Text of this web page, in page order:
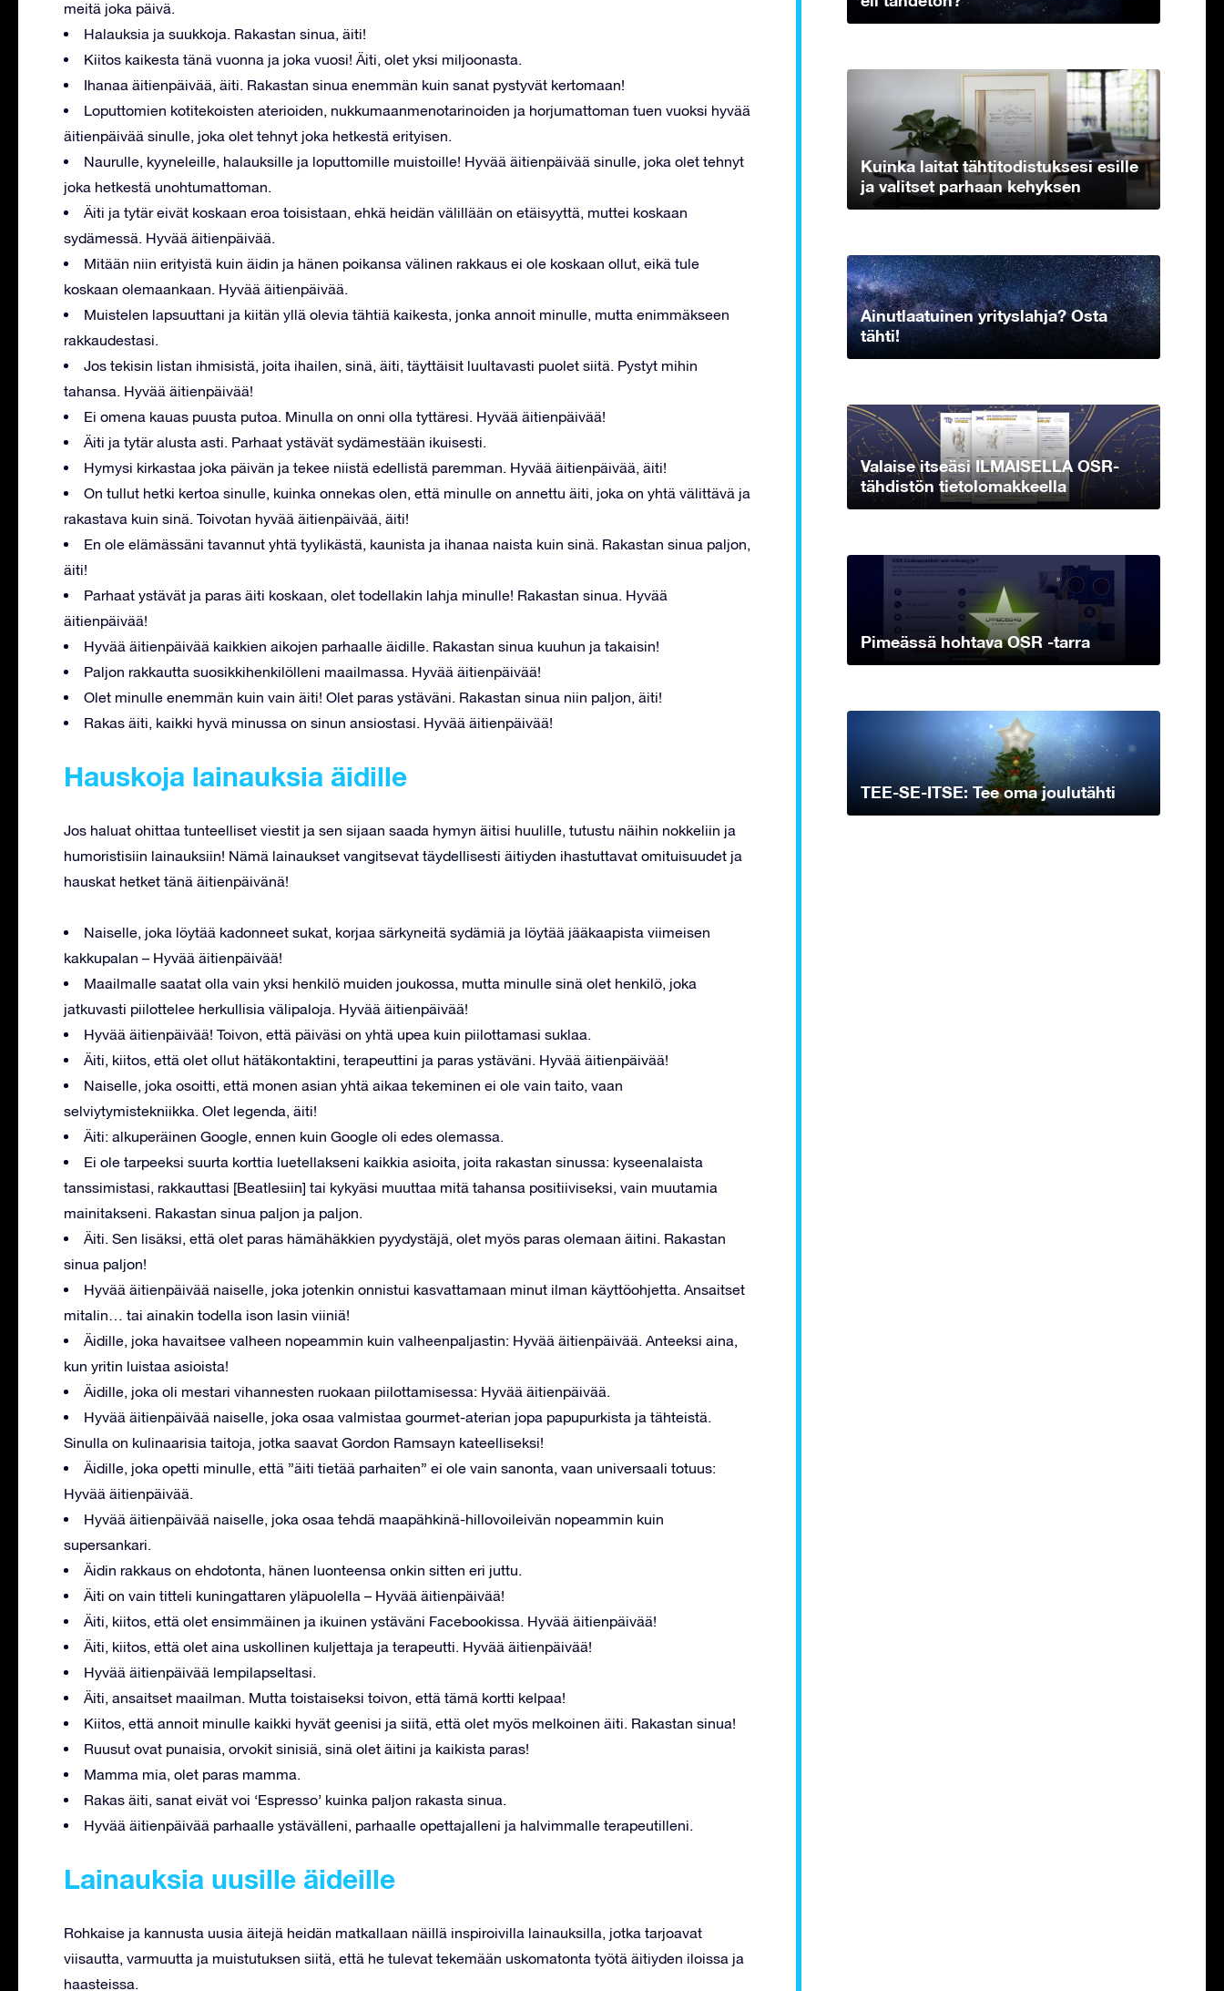
meitä joka päivä.
Halauksia ja suukkoja. Rakastan sinua, äiti!
Kiitos kaikesta tänä vuonna ja joka vuosi! Äiti, olet yksi miljoonasta.
Ihanaa äitienpäivää, äiti. Rakastan sinua enemmän kuin sanat pystyvät kertomaan!
Loputtomien kotitekoisten aterioiden, nukkumaanmenotarinoiden ja horjumattoman tuen vuoksi hyvää
äitienpäivää sinulle, joka olet tehnyt joka hetkestä erityisen.
Naurulle, kyyneleille, halauksille ja loputtomille muistoille! Hyvää äitienpäivää sinulle, joka olet tehnyt
joka hetkestä unohtumattoman.
Äiti ja tytär eivät koskaan eroa toisistaan, ehkä heidän välillään on etäisyyttä, muttei koskaan
sydämessä. Hyvää äitienpäivää.
Mitään niin erityistä kuin äidin ja hänen poikansa välinen rakkaus ei ole koskaan ollut, eikä tule
koskaan olemaankaan. Hyvää äitienpäivää.
Muistelen lapsuuttani ja kiitän yllä olevia tähtiä kaikesta, jonka annoit minulle, mutta enimmäkseen
rakkaudestasi.
Jos tekisin listan ihmisistä, joita ihailen, sinä, äiti, täyttäisit luultavasti puolet siitä. Pystyt mihin
tahansa. Hyvää äitienpäivää!
Ei omena kauas puusta putoa. Minulla on onni olla tyttäresi. Hyvää äitienpäivää!
Äiti ja tytär alusta asti. Parhaat ystävät sydämestään ikuisesti.
Hymysi kirkastaa joka päivän ja tekee niistä edellistä paremman. Hyvää äitienpäivää, äiti!
On tullut hetki kertoa sinulle, kuinka onnekas olen, että minulle on annettu äiti, joka on yhtä välittävä ja
rakastava kuin sinä. Toivotan hyvää äitienpäivää, äiti!
En ole elämässäni tavannut yhtä tyylikästä, kaunista ja ihanaa naista kuin sinä. Rakastan sinua paljon,
äiti!
Parhaat ystävät ja paras äiti koskaan, olet todellakin lahja minulle! Rakastan sinua. Hyvää
äitienpäivää!
Hyvää äitienpäivää kaikkien aikojen parhaalle äidille. Rakastan sinua kuuhun ja takaisin!
Paljon rakkautta suosikkihenkilölleni maailmassa. Hyvää äitienpäivää!
Olet minulle enemmän kuin vain äiti! Olet paras ystäväni. Rakastan sinua niin paljon, äiti!
Rakas äiti, kaikki hyvä minussa on sinun ansiostasi. Hyvää äitienpäivää!
Hauskoja lainauksia äidille
Jos haluat ohittaa tunteelliset viestit ja sen sijaan saada hymyn äitisi huulille, tutustu näihin nokkeliin ja
humoristisiin lainauksiin! Nämä lainaukset vangitsevat täydellisesti äitiyden ihastuttavat omituisuudet ja
hauskat hetket tänä äitienpäivänä!
Naiselle, joka löytää kadonneet sukat, korjaa särkyneitä sydämiä ja löytää jääkaapista viimeisen
kakkupalan – Hyvää äitienpäivää!
Maailmalle saatat olla vain yksi henkilö muiden joukossa, mutta minulle sinä olet henkilö, joka
jatkuvasti piilottelee herkullisia välipaloja. Hyvää äitienpäivää!
Hyvää äitienpäivää! Toivon, että päiväsi on yhtä upea kuin piilottamasi suklaa.
Äiti, kiitos, että olet ollut hätäkontaktini, terapeuttini ja paras ystäväni. Hyvää äitienpäivää!
Naiselle, joka osoitti, että monen asian yhtä aikaa tekeminen ei ole vain taito, vaan
selviytymistekniikka. Olet legenda, äiti!
Äiti: alkuperäinen Google, ennen kuin Google oli edes olemassa.
Ei ole tarpeeksi suurta korttia luetellakseni kaikkia asioita, joita rakastan sinussa: kyseenalaista
tanssimistasi, rakkauttasi [Beatlesiin] tai kykyäsi muuttaa mitä tahansa positiiviseksi, vain muutamia
mainitakseni. Rakastan sinua paljon ja paljon.
Äiti. Sen lisäksi, että olet paras hämähäkkien pyydystäjä, olet myös paras olemaan äitini. Rakastan
sinua paljon!
Hyvää äitienpäivää naiselle, joka jotenkin onnistui kasvattamaan minut ilman käyttöohjetta. Ansaitset
mitalin… tai ainakin todella ison lasin viiniä!
Äidille, joka havaitsee valheen nopeammin kuin valheenpaljastin: Hyvää äitienpäivää. Anteeksi aina,
kun yritin luistaa asioista!
Äidille, joka oli mestari vihannesten ruokaan piilottamisessa: Hyvää äitienpäivää.
Hyvää äitienpäivää naiselle, joka osaa valmistaa gourmet-aterian jopa papupurkista ja tähteistä.
Sinulla on kulinaarisia taitoja, jotka saavat Gordon Ramsayn kateelliseksi!
Äidille, joka opetti minulle, että ”äiti tietää parhaiten” ei ole vain sanonta, vaan universaali totuus:
Hyvää äitienpäivää.
Hyvää äitienpäivää naiselle, joka osaa tehdä maapähkinä-hillovoileivän nopeammin kuin
supersankari.
Äidin rakkaus on ehdotonta, hänen luonteensa onkin sitten eri juttu.
Äiti on vain titteli kuningattaren yläpuolella – Hyvää äitienpäivää!
Äiti, kiitos, että olet ensimmäinen ja ikuinen ystäväni Facebookissa. Hyvää äitienpäivää!
Äiti, kiitos, että olet aina uskollinen kuljettaja ja terapeutti. Hyvää äitienpäivää!
Hyvää äitienpäivää lempilapseltasi.
Äiti, ansaitset maailman. Mutta toistaiseksi toivon, että tämä kortti kelpaa!
Kiitos, että annoit minulle kaikki hyvät geenisi ja siitä, että olet myös melkoinen äiti. Rakastan sinua!
Ruusut ovat punaisia, orvokit sinisiä, sinä olet äitini ja kaikista paras!
Mamma mia, olet paras mamma.
Rakas äiti, sanat eivät voi ‘Espresso’ kuinka paljon rakasta sinua.
Hyvää äitienpäivää parhaalle ystävälleni, parhaalle opettajalleni ja halvimmalle terapeutilleni.
Lainauksia uusille äideille
Rohkaise ja kannusta uusia äitejä heidän matkallaan näillä inspiroivilla lainauksilla, jotka tarjoavat
viisautta, varmuutta ja muistutuksen siitä, että he tulevat tekemään uskomatonta työtä äitiyden iloissa ja
haasteissa.
Kuinka laitat tähtitodistuksesi esille
ja valitset parhaan kehyksen
Ainutlaatuinen yrityslahja? Osta
tähti!
Valaise itseäsi ILMAISELLA OSR-
tähdistön tietolomakkeella
Pimeässä hohtava OSR -tarra
TEE-SE-ITSE: Tee oma joulutähti